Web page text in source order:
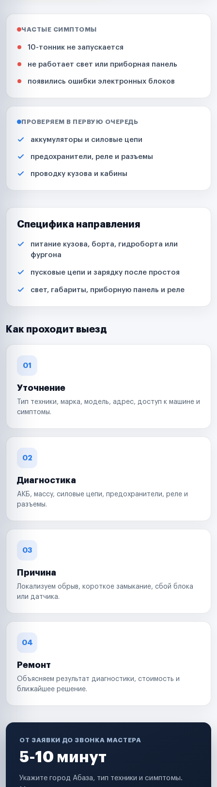
ЧАСТЫЕ СИМПТОМЫ
10-тонник не запускается
не работает свет или приборная панель
появились ошибки электронных блоков
ПРОВЕРЯЕМ В ПЕРВУЮ ОЧЕРЕДЬ
аккумуляторы и силовые цепи
предохранители, реле и разъемы
проводку кузова и кабины
Специфика направления
питание кузова, борта, гидроборта или
фургона
пусковые цепи и зарядку после простоя
свет, габариты, приборную панель и реле
Как проходит выезд
01
Уточнение
Тип техники, марка, модель, адрес, доступ к машине и
симптомы.
02
Диагностика
АКБ, массу, силовые цепи, предохранители, реле и
разъемы.
03
Причина
Локализуем обрыв, короткое замыкание, сбой блока
или датчика.
04
Ремонт
Объясняем результат диагностики, стоимость и
ближайшее решение.
ОТ ЗАЯВКИ ДО ЗВОНКА МАСТЕРА
5-10 минут
Укажите город Абаза, тип техники и симптомы.